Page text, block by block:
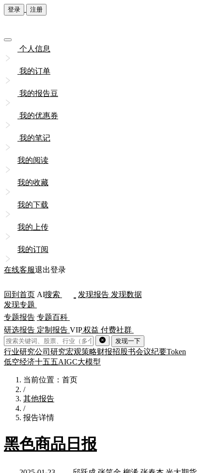
登录 注册
个人信息
我的订单
我的报告豆
我的优惠券
我的笔记
我的阅读
我的收藏
我的下载
我的上传
我的订阅
在线客服退出登录
回到首页 AI搜索 发现报告 发现数据
发现专题
专题报告 专题百科
研选报告 定制报告 VIP权益 付费社群
发现一下
行业研究公司研究宏观策略财报招股书会议纪要Token
低空经济十五五AIGC大模型
当前位置：首页
/
其他报告
/
报告详情
黑色商品日报